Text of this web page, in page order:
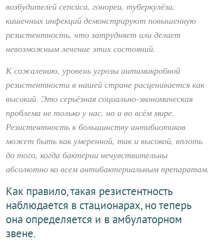
возбудителей сепсиса, гонореи, туберкулёза,
кишечных инфекций демонстрируют повышенную
резистентность, что затрудняет или делает
невозможным лечение этих состояний.
К сожалению, уровень угрозы антимикробной
резистентности в нашей стране расценивается как
высокий. Это серьёзная социально-экономическая
проблема не только у нас, но и во всём мире.
Резистентность к большинству антибиотиков
может быть как умеренной, так и высокой, вплоть
до того, когда бактерии нечувствительны
абсолютно ко всем антибактериальным препаратам.
Как правило, такая резистентность
наблюдается в стационарах, но теперь
она определяется и в амбулаторном
звене.